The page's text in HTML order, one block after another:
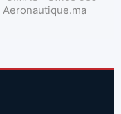
Aeronautique.ma